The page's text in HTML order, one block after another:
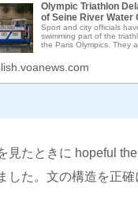
Olympic Triathlon
of Seine River Water
Sport and city officials
swimming part of the
the Paris Olympics. They
見たときに hopeful
した。文の構造を正